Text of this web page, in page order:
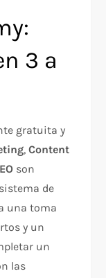
3 a
gratuita y
,Content
son
de
una toma
y un
un
las